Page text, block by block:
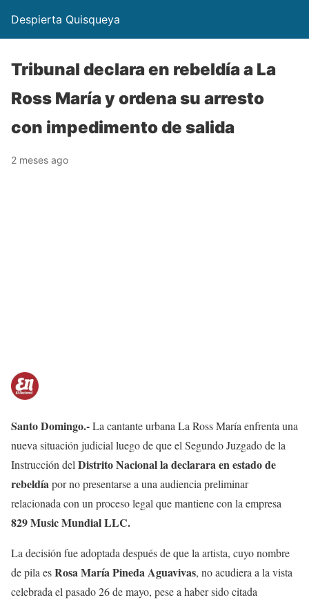
Despierta Quisqueya
Tribunal declara en rebeldía a La
Ross María y ordena su arresto
con impedimento de salida
2 meses ago
Santo Domingo.-La cantante urbana La Ross María enfrenta una
nueva situación judicial luego de que el Segundo Juzgado de la
Instrucción delDistrito Nacional la declarara en estado de
rebeldíapor no presentarse a una audiencia preliminar
relacionada con un proceso legal que mantiene con la empresa
829 Music Mundial LLC.
La decisión fue adoptada después de que la artista, cuyo nombre
de pila esRosa María Pineda Aguavivas, no acudiera a la vista
celebrada el pasado 26 de mayo, pese a haber sido citada